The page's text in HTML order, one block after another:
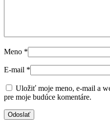
Meno *
E-mail *
Uložiť moje meno, e-mail a
pre moje budúce komentáre.